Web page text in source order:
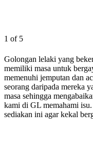
1 of 5
Golongan lelaki yang
memiliki masa untuk
memenuhi jemputan dan
seorang daripada mereka
masa sehingga
kami di GL memahami
sediakan ini agar kekal